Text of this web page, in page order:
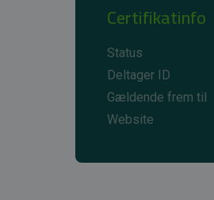
Certifikatinfo
Status
Deltager ID
Gældende frem til
Website